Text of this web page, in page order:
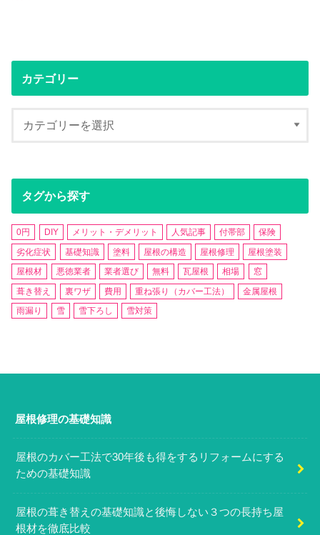
カテゴリー
タグから探す
0円 DIY メリット・デメリット 人気記事 付帯部
保険
劣化症状
基礎知識 塗料 屋根の構造 屋根修理
屋根塗装
屋根材
悪徳業者 業者選び 無料 瓦屋根 相場
窓
葺き替え
裏ワザ 費用 重ね張り（カバー工法）
金属屋根
雨漏り
雪 雪下ろし 雪対策
屋根修理の基礎知識
屋根のカバー工法で30年後も得をするリフォームにする
ための基礎知識
屋根の葺き替えの基礎知識と後悔しない３つの長持ち屋
根材を徹底比較